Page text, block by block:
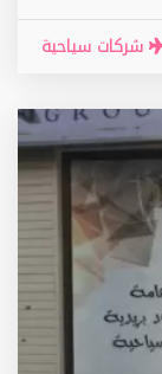
شركات سياحية